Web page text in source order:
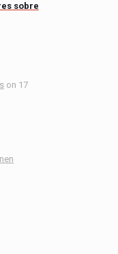
sobre
on 17